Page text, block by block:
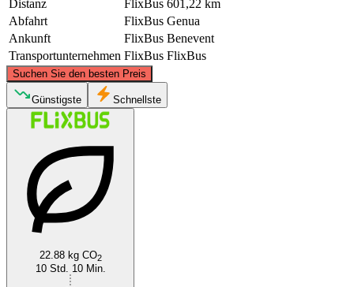
Distanz
FlixBus 601,22 km
Abfahrt
FlixBus Genua
Ankunft
FlixBus Benevent
Transportunternehmen FlixBus FlixBus
Suchen Sie den besten Preis
Genoa
©CARTO
Günstigste Schnellste
22.88 kg CO2
10 Std. 10 Min.